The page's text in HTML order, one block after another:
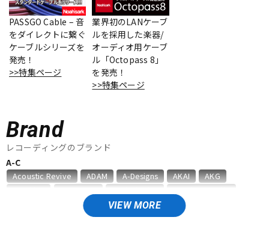
ドラム
管楽器
アンプ エフェクター
DTM
PASSGO Cable – 音
をダイレクトに繋ぐ
ケーブルシリーズを
発売！
>>特集ページ
業界初のLANケーブ
ルを採用した楽器/
オーディオ用ケーブ
ル「Octopass 8」
を発売！
>>特集ページ
Brand
レコーディングのブランド
VIEW MORE
A-C
Acoustic Revive ADAM A-Designs AKAI
AKG
ART ARTRIG
audio-technica AUDIX AURATONE